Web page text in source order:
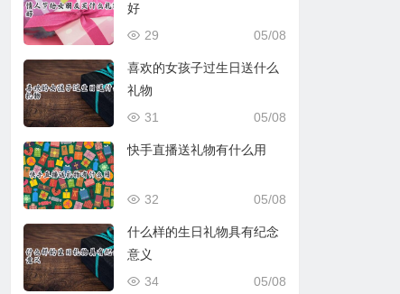
好
05/08
29
喜欢的女孩子过生日送什么
礼物
05/08
31
快手直播送礼物有什么用
05/08
32
什么样的生日礼物具有纪念
意义
05/08
34